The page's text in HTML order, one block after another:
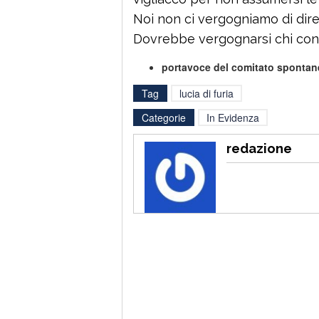
Noi non ci vergogniamo di
Dovrebbe vergognarsi chi
portavoce del comitato
Tag
lucia di furia
Categorie
In Evidenza
redazione